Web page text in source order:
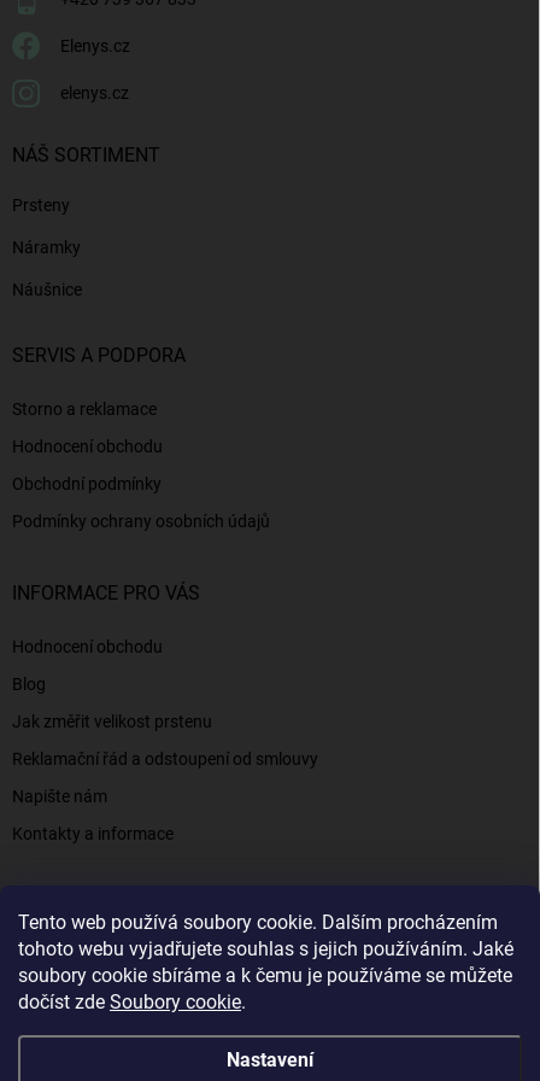
Tento web používá soubory cookie. Dalším procházením
tohoto webu vyjadřujete souhlas s jejich používáním. Jaké
soubory cookie sbíráme a k čemu je používáme se můžete
dočíst zde Soubory cookie.
Nastavení
Elenys.cz
elenys.cz
NÁŠ SORTIMENT
Prsteny
Náramky
Náušnice
SERVIS A PODPORA
Storno a reklamace
Hodnocení obchodu
Obchodní podmínky
Podmínky ochrany osobních údajů
INFORMACE PRO VÁS
Hodnocení obchodu
Blog
Jak změřit velikost prstenu
Reklamační řád a odstoupení od smlouvy
Napište nám
Kontakty a informace
Elenys.cz - šperky, kterým věříte už od roku 2016
Vytvořil Shoptet